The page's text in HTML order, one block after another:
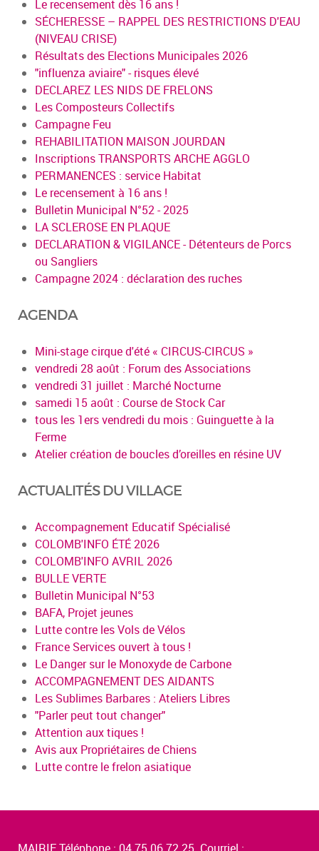
Le recensement dès 16 ans !
SÉCHERESSE – RAPPEL DES RESTRICTIONS D'EAU
(NIVEAU CRISE)
Résultats des Elections Municipales 2026
"influenza aviaire" - risques élevé
DECLAREZ LES NIDS DE FRELONS
Les Composteurs Collectifs
Campagne Feu
REHABILITATION MAISON JOURDAN
Inscriptions TRANSPORTS ARCHE AGGLO
PERMANENCES : service Habitat
Le recensement à 16 ans !
Bulletin Municipal N°52 - 2025
LA SCLEROSE EN PLAQUE
DECLARATION & VIGILANCE - Détenteurs de Porcs
ou Sangliers
Campagne 2024 : déclaration des ruches
AGENDA
Mini-stage cirque d'été « CIRCUS-CIRCUS »
vendredi 28 août : Forum des Associations
vendredi 31 juillet : Marché Nocturne
samedi 15 août : Course de Stock Car
tous les 1ers vendredi du mois : Guinguette à la
Ferme
Atelier création de boucles d’oreilles en résine UV
ACTUALITÉS DU VILLAGE
Accompagnement Educatif Spécialisé
COLOMB'INFO ÉTÉ 2026
COLOMB'INFO AVRIL 2026
BULLE VERTE
Bulletin Municipal N°53
BAFA, Projet jeunes
Lutte contre les Vols de Vélos
France Services ouvert à tous !
Le Danger sur le Monoxyde de Carbone
ACCOMPAGNEMENT DES AIDANTS
Les Sublimes Barbares : Ateliers Libres
"Parler peut tout changer"
Attention aux tiques !
Avis aux Propriétaires de Chiens
Lutte contre le frelon asiatique